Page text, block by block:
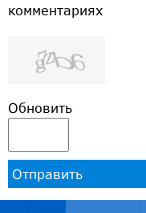
комментариях
Обновить
Отправить